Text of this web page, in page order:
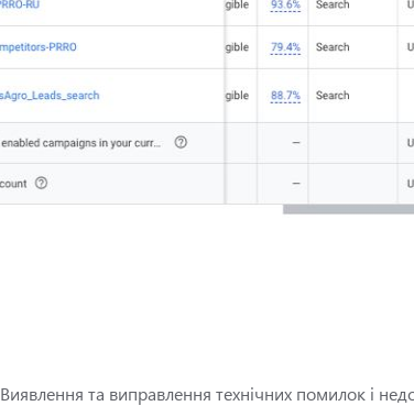
Виявлення та виправлення технічних помилок і